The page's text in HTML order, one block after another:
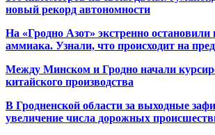
новый рекорд автономности
На «Гродно Азот» экстренно остановили
аммиака. Узнали, что происходит на
Между Минском и Гродно начали
китайского производства
В Гродненской области за выходные
увеличение числа дорожных